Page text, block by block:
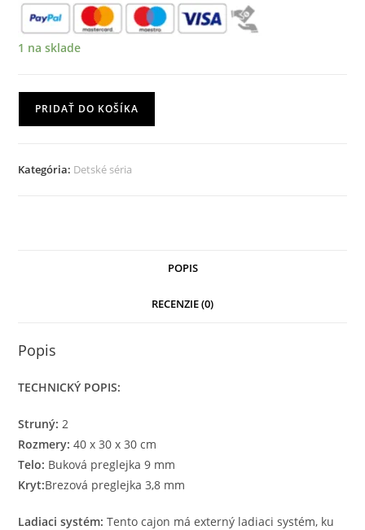
1 na sklade
množstvo
PRIDAŤ DO KOŠÍKA
Kategória: Detské séria
POPIS
RECENZIE (0)
Popis
TECHNICKÝ POPIS:
Struný: 2
Rozmery: 40 x 30 x 30 cm
Telo: Buková preglejka 9 mm
Kryt:Brezová preglejka 3,8 mm
Ladiaci systém: Tento cajon má externý ladiaci systém, ku